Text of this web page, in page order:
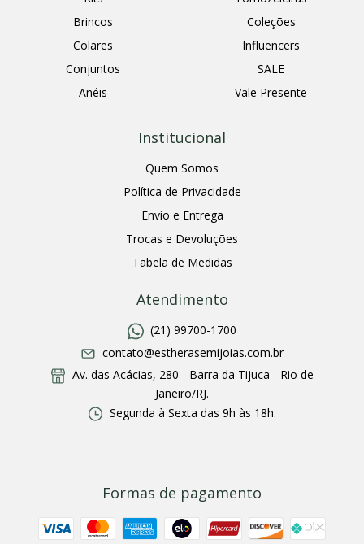
Brincos
Colares
Conjuntos
Anéis
Coleções
Influencers
SALE
Vale Presente
Institucional
Quem Somos
Política de Privacidade
Envio e Entrega
Trocas e Devoluções
Tabela de Medidas
Atendimento
(21) 99700-1700
contato@estherasemijoias.com.br
Av. das Acácias, 280 - Barra da Tijuca - Rio de
Janeiro/RJ.
Segunda à Sexta das 9h às 18h.
Formas de pagamento